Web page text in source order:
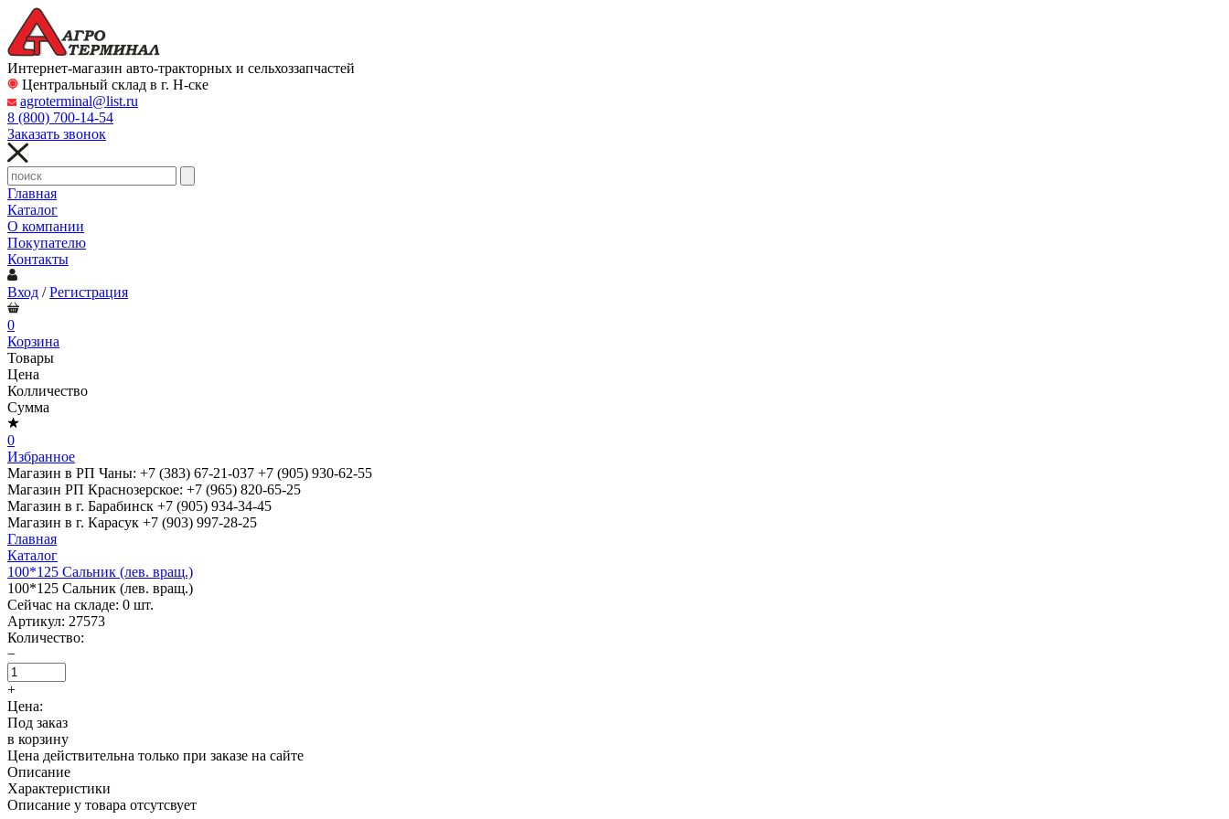
Интернет-магазин авто-тракторных и сельхоззапчастей
Центральный склад в г. Н-ске
agroterminal@list.ru
8 (800) 700-14-54
Заказать звонок
Главная
Каталог
О компании
Покупателю
Контакты
Вход /Регистрация
0
Корзина
Товары
Цена
Колличество
Сумма
0
Избранное
Магазин в РП Чаны: +7 (383) 67-21-037 +7 (905) 930-62-55
Магазин РП Краснозерское: +7 (965) 820-65-25
Магазин в г. Барабинск +7 (905) 934-34-45
Магазин в г. Карасук +7 (903) 997-28-25
Главная
Каталог
100*125 Сальник (лев. вращ.)
100*125 Сальник (лев. вращ.)
Сейчас на складе: 0 шт.
Артикул: 27573
Количество:
−
+
Цена:
Под заказ
в корзину
Цена действительна только при заказе на сайте
Описание
Характеристики
Описание у товара отсутсвует